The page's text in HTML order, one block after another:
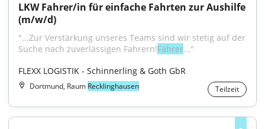
LKW Fahrer/in für einfache Fahrten zur Aushilfe
(m/w/d)
"...Zur Verstärkung unseres Teams sind wir stetig auf der
Suche nach zuverlässigen Fahrern!Fahrer..."
FLEXX LOGISTIK - Schinnerling & Goth GbR
Dortmund, Raum Recklinghausen Teilzeit